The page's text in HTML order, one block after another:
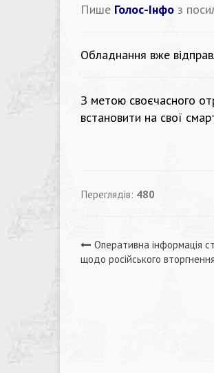
Пише Голос-Інфо з
Обладнання вже
З метою своєчасного
встановити на свої
Переглядів: 480
Навігація
Оперативна інформація
щодо російського вторгнення